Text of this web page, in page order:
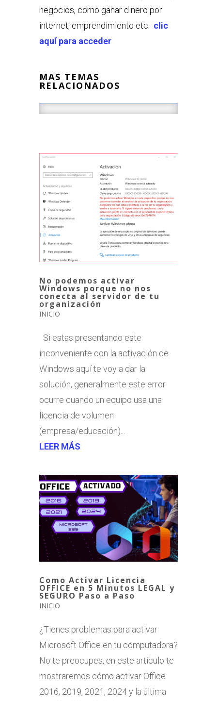
negocios, como ganar dinero por
internet, emprendimiento etc.
clic
aquí para acceder
MAS TEMAS
RELACIONADOS
No podemos activar
Windows porque no nos
conecta al servidor de tu
organización
INICIO
Si estas presentando este
inconveniente con la activación de
Windows aquí te voy a dar la
solución, generalmente este error
ocurre cuando un equipo usa una
licencia de volumen
(empresa/educación)...
LEER MÁS
Como Activar Licencia
OFFICE en 5 Minutos LEGAL y
SEGURO Paso a Paso
INICIO
¿Tienes problemas para activar
Microsoft Office en tu computadora?
No te preocupes, en este artículo te
mostraremos cómo activar Office
2016, 2019, 2021, 2024 y la última